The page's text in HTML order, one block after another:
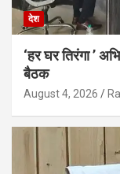
देश
‘हर घर तिरंगा ’
बैठक
August 4, 2026